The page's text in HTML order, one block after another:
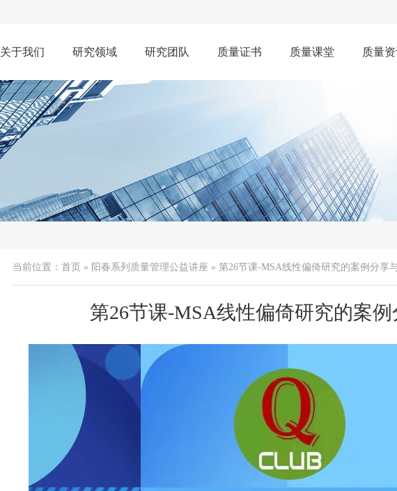
关于我们 研究领域 研究团队 质量证书 质量课堂 质量
当前位置：首页 » 阳春系列质量管理公益讲座 » ​第26节课-MSA线性偏倚研究的案例分享
第26节课-MSA线性偏倚研究的案